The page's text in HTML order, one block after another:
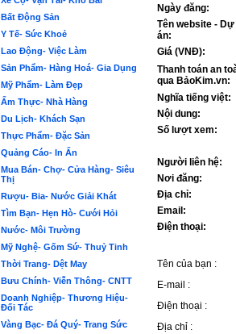
Bất Động Sản
Y Tế- Sức Khoẻ
Lao Động- Việc Làm
Sản Phẩm- Hàng Hoá- Gia Dụng
Mỹ Phẩm- Làm Đẹp
Ẩm Thực- Nhà Hàng
Du Lịch- Khách Sạn
Thực Phẩm- Đặc Sản
Quảng Cáo- In Ấn
Mua Bán- Chợ- Cửa Hàng- Siêu
Thị
Rượu- Bia- Nước Giải Khát
Tìm Bạn- Hẹn Hò- Cưới Hỏi
Nước- Môi Trường
Mỹ Nghệ- Gốm Sứ- Thuỷ Tinh
Thời Trang- Dệt May
Bưu Chính- Viễn Thông- CNTT
Doanh Nghiệp- Thương Hiệu-
Đối Tác
Vàng Bạc- Đá Quý- Trang Sức
Ngày đăng:
Tên website - Dự
án:
Giá (VNĐ):
Thanh toán an
qua BảoKim.vn:
Nghĩa tiếng việt:
Nội dung:
Số lượt xem:
Người liên hệ:
Nơi đăng:
Địa chỉ:
Email:
Điện thoại:
Tên của bạn :
E-mail :
Điện thoại :
Địa chỉ :